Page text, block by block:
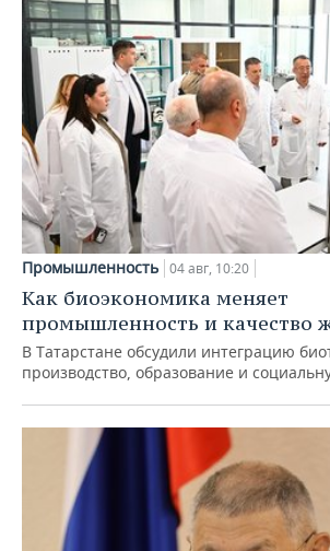
Промышленность 04 авг, 10:20
Как биоэкономика меняет
промышленность и качество
В Татарстане обсудили интеграцию
производство, образование и